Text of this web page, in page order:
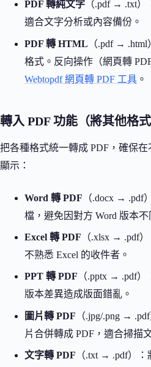
PDF 轉純文字 （.pdf → .txt）
適合文字分析或內容備份。
PDF 轉 HTML （.pdf →
格式。反向操作（網頁轉
Webtopdf 網頁轉 PDF 工具 。
轉入 PDF 功能（將其他格式
把各種格式統一轉成 PDF，確保
顯示：
Word 轉 PDF （.docx → .pdf
檔，避免因對方 Word 版本不
Excel 轉 PDF （.xlsx → .pdf
不熟悉 Excel 的收件者。
PPT 轉 PDF （.pptx → .pdf
版本差異造成版面錯亂。
圖片轉 PDF （.jpg/.png →
片合併轉成 PDF，適合掃描
文字轉 PDF （.txt → .pdf）